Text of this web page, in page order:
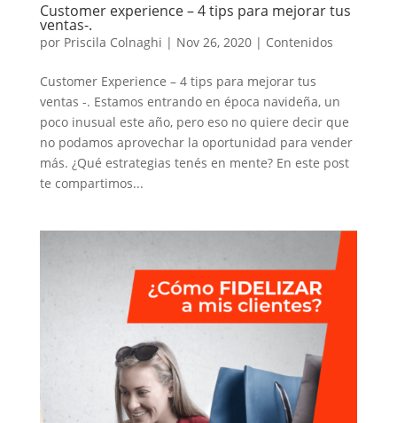
Customer experience – 4 tips para mejorar tus
ventas-.
por Priscila Colnaghi | Nov 26, 2020| Contenidos
Customer Experience – 4 tips para mejorar tus
ventas -. Estamos entrando en época navideña, un
poco inusual este año, pero eso no quiere decir que
no podamos aprovechar la oportunidad para vender
más. ¿Qué estrategias tenés en mente? En este post
te compartimos...